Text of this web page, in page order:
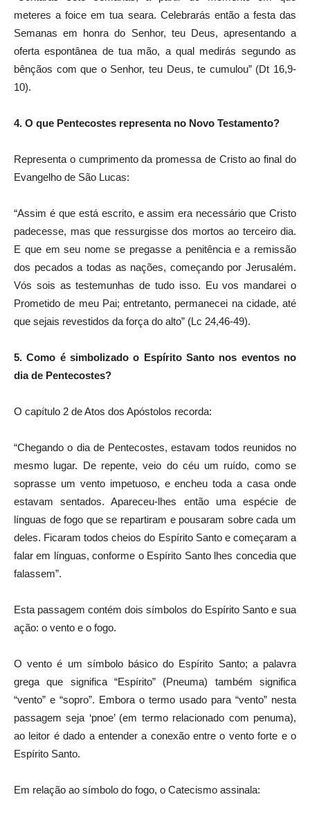
meteres a foice em tua seara. Celebrarás então a festa das
Semanas em honra do Senhor, teu Deus, apresentando a
oferta espontânea de tua mão, a qual medirás segundo as
bênçãos com que o Senhor, teu Deus, te cumulou” (Dt 16,9-
10).
4. O que Pentecostes representa no Novo Testamento?
Representa o cumprimento da promessa de Cristo ao final do
Evangelho de São Lucas:
“Assim é que está escrito, e assim era necessário que Cristo
padecesse, mas que ressurgisse dos mortos ao terceiro dia.
E que em seu nome se pregasse a penitência e a remissão
dos pecados a todas as nações, começando por Jerusalém.
Vós sois as testemunhas de tudo isso. Eu vos mandarei o
Prometido de meu Pai; entretanto, permanecei na cidade, até
que sejais revestidos da força do alto” (Lc 24,46-49).
5. Como é simbolizado o Espírito Santo nos eventos no
dia de Pentecostes?
O capítulo 2 de Atos dos Apóstolos recorda:
“Chegando o dia de Pentecostes, estavam todos reunidos no
mesmo lugar. De repente, veio do céu um ruído, como se
soprasse um vento impetuoso, e encheu toda a casa onde
estavam sentados. Apareceu-lhes então uma espécie de
línguas de fogo que se repartiram e pousaram sobre cada um
deles. Ficaram todos cheios do Espírito Santo e começaram a
falar em línguas, conforme o Espírito Santo lhes concedia que
falassem”.
Esta passagem contém dois símbolos do Espírito Santo e sua
ação: o vento e o fogo.
O vento é um símbolo básico do Espírito Santo; a palavra
grega que significa “Espírito” (Pneuma) também significa
“vento” e “sopro”. Embora o termo usado para “vento” nesta
passagem seja ‘pnoe’ (em termo relacionado com penuma),
ao leitor é dado a entender a conexão entre o vento forte e o
Espírito Santo.
Em relação ao símbolo do fogo, o Catecismo assinala: